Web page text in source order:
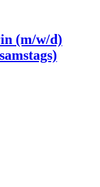
(m/w/d)